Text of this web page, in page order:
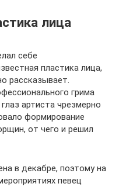
лица
себе
пластика лица,
рассказывает.
грима
артиста чрезмерно
формирование
от чего и решил
в декабре, поэтому на
певец